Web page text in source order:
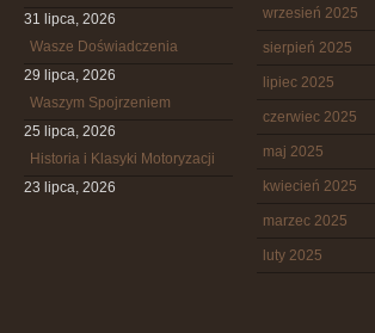
31 lipca, 2026
Wasze Doświadczenia
29 lipca, 2026
Waszym Spojrzeniem
25 lipca, 2026
Historia i Klasyki Motoryzacji
23 lipca, 2026
wrzesień 2025
sierpień 2025
lipiec 2025
czerwiec 2025
maj 2025
kwiecień 2025
marzec 2025
luty 2025